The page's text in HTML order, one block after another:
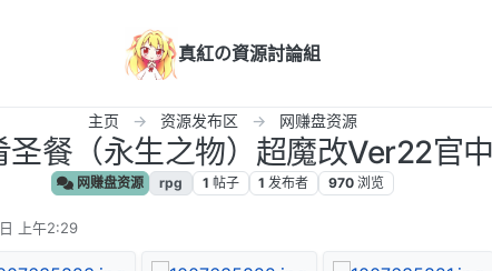
真紅の資源討論組
主页 资源发布区 网赚盘资源
餐（永生之物）超魔改Ver22官中
网赚盘资源 rpg 1 帖子 1 发布者 970 浏览
上午2:29